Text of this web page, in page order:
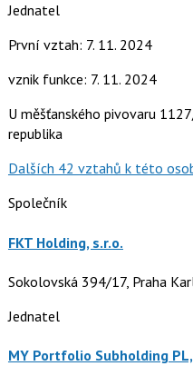
Jednatel
První vztah: 7. 11. 2024
vznik funkce: 7. 11. 2024
U měšťanského pivovaru
republika
Dalších 42 vztahů k této
Společník
FKT Holding, s.r.o.
Sokolovská 394/17, Praha
Jednatel
MY Portfolio Subholding PL,